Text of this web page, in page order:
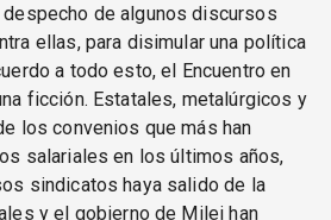
despecho de algunos discursos
ellas, para disimular una política
a todo esto, el Encuentro en
ficción. Estatales, metalúrgicos y
los convenios que más han
salariales en los últimos años,
sindicatos haya salido de la
y el gobierno de Milei han